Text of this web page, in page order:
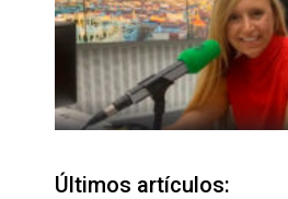
Últimos artículos: